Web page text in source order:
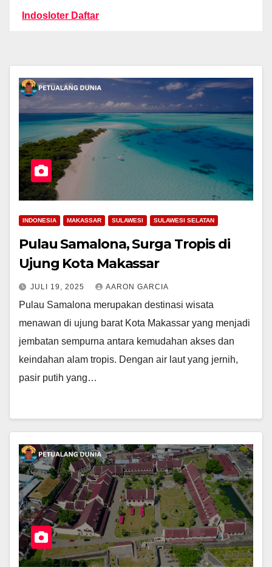
Indosloter Daftar
INDONESIA MAKASSAR SULAWESI SULAWESI SELATAN
Pulau Samalona, Surga Tropis di
Ujung Kota Makassar
JULI 19, 2025 AARON GARCIA
Pulau Samalona merupakan destinasi wisata
menawan di ujung barat Kota Makassar yang menjadi
jembatan sempurna antara kemudahan akses dan
keindahan alam tropis. Dengan air laut yang jernih,
pasir putih yang…